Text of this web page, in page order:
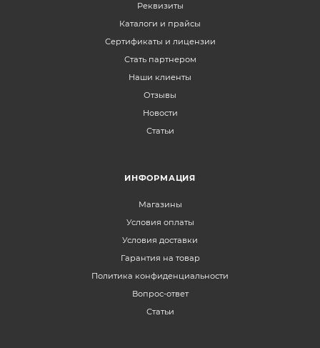
Реквизиты
Каталоги и прайсы
Сертификаты и лицензии
Стать партнером
Наши клиенты
Отзывы
Новости
Статьи
ИНФОРМАЦИЯ
Магазины
Условия оплаты
Условия доставки
Гарантия на товар
Политика конфиденциальности
Вопрос-ответ
Статьи